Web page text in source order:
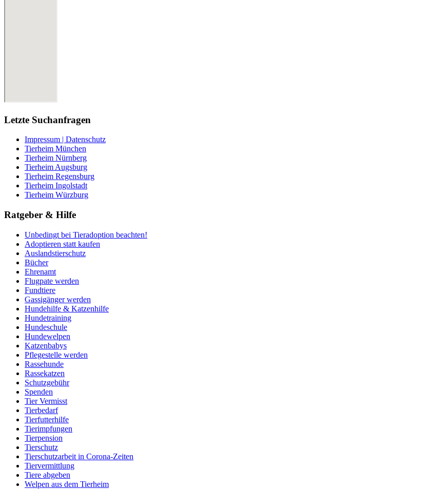
Letzte Suchanfragen
Impressum | Datenschutz
Tierheim München
Tierheim Nürnberg
Tierheim Augsburg
Tierheim Regensburg
Tierheim Ingolstadt
Tierheim Würzburg
Ratgeber & Hilfe
Unbedingt bei Tieradoption beachten!
Adoptieren statt kaufen
Auslandstierschutz
Bücher
Ehrenamt
Flugpate werden
Fundtiere
Gassigänger werden
Hundehilfe & Katzenhilfe
Hundetraining
Hundeschule
Hundewelpen
Katzenbabys
Pflegestelle werden
Rassehunde
Rassekatzen
Schutzgebühr
Spenden
Tier Vermisst
Tierbedarf
Tierfutterhilfe
Tierimpfungen
Tierpension
Tierschutz
Tierschutzarbeit in Corona-Zeiten
Tiervermittlung
Tiere abgeben
Welpen aus dem Tierheim